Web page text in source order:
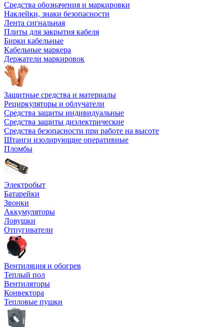
Средства обозначения и маркировки
Наклейки, знаки безопасности
Лента сигнальная
Плиты для закрытия кабеля
Бирки кабельные
Кабельные маркера
Держатели маркировок
Защитные средства и материалы
Рециркуляторы и облучатели
Средства защиты индивидуальные
Средства защиты диэлектрические
Средства безопасности при работе на высоте
Штанги изолирующие оперативные
Пломбы
Электробыт
Батарейки
Звонки
Аккумуляторы
Ловушки
Отпугиватели
Вентиляция и обогрев
Теплый пол
Вентиляторы
Конвектора
Тепловые пушки